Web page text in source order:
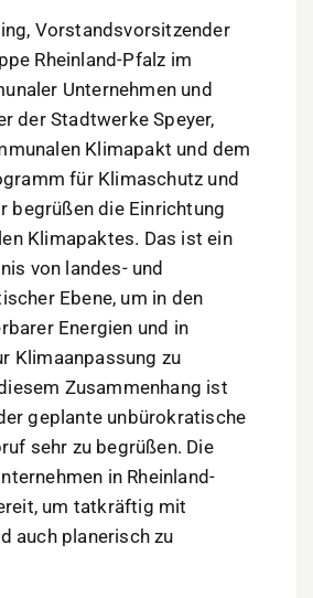
Vorstandsvorsitzender
Rheinland-Pfalz im
Unternehmen und
der Stadtwerke Speyer,
Klimapakt und dem
für Klimaschutz und
begrüßen die Einrichtung
Klimapaktes. Das ist ein
von landes- und
Ebene, um in den
Energien und in
Klimaanpassung zu
Zusammenhang ist
geplante unbürokratische
sehr zu begrüßen. Die
in Rheinland-
um tatkräftig mit
auch planerisch zu